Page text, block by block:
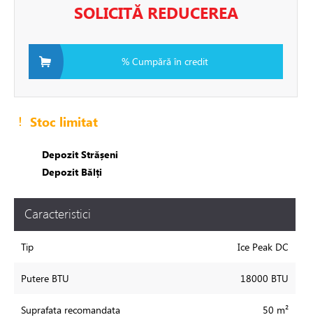
sisteme de încălzire
in pardoseala
SOLICITĂ REDUCEREA
% Cumpără în credit
Stoc limitat
Depozit Strășeni
Depozit Bălți
Caracteristici
Tip Ice Peak DC
Putere BTU 18000 BTU
Suprafata recomandata 50 m²